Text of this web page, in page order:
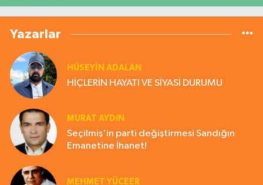
Yazarlar
HÜSEYIN ADALAN
HİÇLERİN HAYATI VE SİYASİ DURUMU
MURAT AYDIN
Seçilmiş'in parti değiştirmesi Sandığın
Emanetine İhanet!
MEHMET YÜCEER